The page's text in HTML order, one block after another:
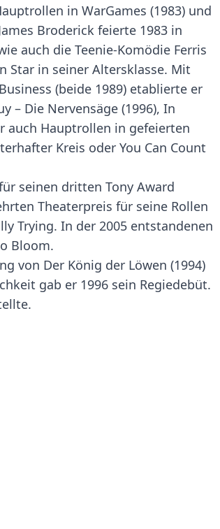
in WarGames (1983) und
Broderick feierte 1983 in
auch die Teenie-Komödie Ferris
Star in seiner Altersklasse. Mit
(beide 1989) etablierte er
– Die Nervensäge (1996), In
auch Hauptrollen in gefeierten
Kreis oder You Can Count
seinen dritten Tony Award
Theaterpreis für seine Rollen
Trying. In der 2005 entstandenen
Bloom.
von Der König der Löwen (1994)
gab er 1996 sein Regiedebüt.